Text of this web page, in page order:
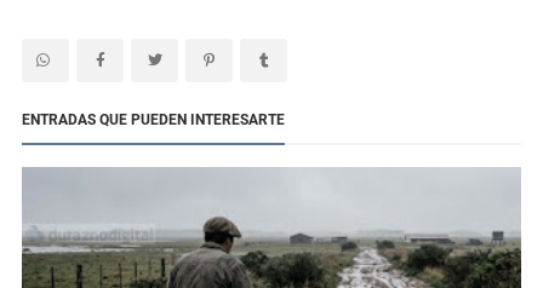
ENTRADAS QUE PUEDEN INTERESARTE